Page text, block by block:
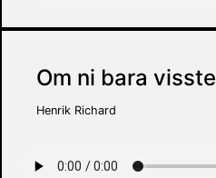
Om ni bara visste
Henrik Richard